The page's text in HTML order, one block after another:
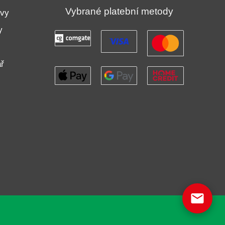
Vybrané platební metody